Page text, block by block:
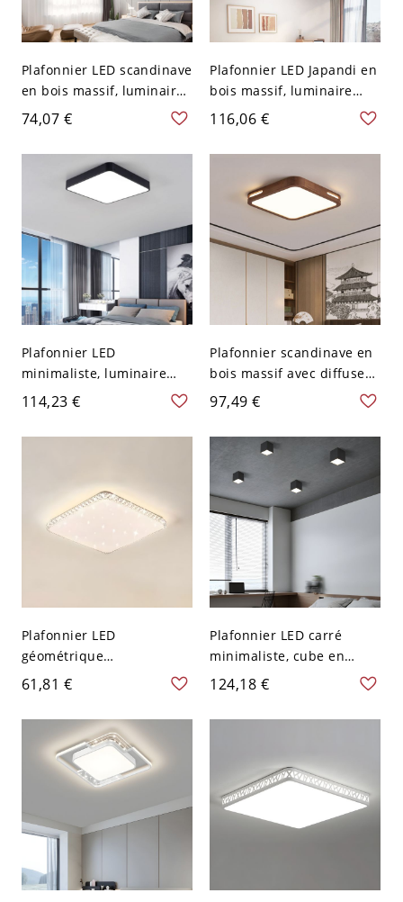
Plafonnier LED scandinave
en bois massif, luminaire
minimaliste à profil bas
avec abat-jour en
acrylique - 1 110 V-120 V
30,48 cm Carré Blanc
74,07 €
Plafonnier LED Japandi en
bois massif, luminaire
minimaliste à profil bas -
110 V-120 V 30,48 cm
Carré
116,06 €
Plafonnier LED
minimaliste, luminaire
extra-plat avec abat-jour
en acrylique anti-
éblouissement - Noir 110
114,23 €
Plafonnier scandinave en
bois massif avec diffuseur
en acrylique et détail
d’évidement latéral - 110
V-120 V 40,64 cm Carré
Couleur de Noyer
97,49 €
Plafonnier LED
géométrique
contemporain, effet ciel
étoilé et bord prismatique
- 110 V-120 V Carré 1
Gradation à trois niveaux
61,81 €
Plafonnier LED carré
minimaliste, cube en
aluminium, éclairage vers
le bas pour couloir et
entrée - 7,62 cm Noir
124,18 €